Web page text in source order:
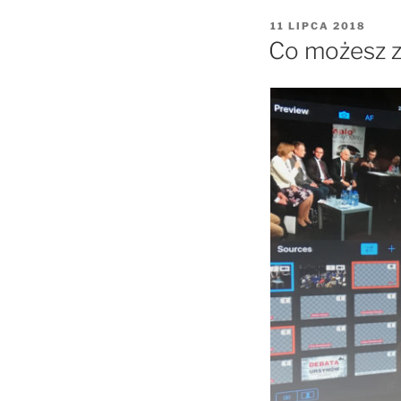
OPUBLIKOWANE
W
11 LIPCA 2018
Co możesz